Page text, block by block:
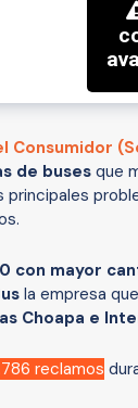
Consumidor
de buses que
principales
con mayor
la empresa
Choapa e
reclamos